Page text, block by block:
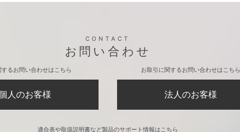
CONTACT
お問い合わせ
るお問い合わせはこちら
人のお客様
お取引に関するお問い合わせはこちら
法人のお客様
適合表や取扱説明書など製品のサポート情報はこちら